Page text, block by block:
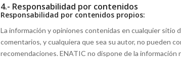
4.- Responsabilidad por contenidos
Responsabilidad por contenidos propios:
La información y opiniones contenidas en cualquier sitio
comentarios, y cualquiera que sea su autor, no pueden
recomendaciones. ENATIC no dispone de la información